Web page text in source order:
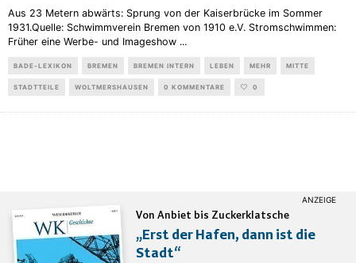
Aus 23 Metern abwärts: Sprung von der Kaiserbrücke im Sommer
1931.Quelle: Schwimmverein Bremen von 1910 e.V. Stromschwimmen:
Früher eine Werbe- und Imageshow ...
BADE-LEXIKON BREMEN BREMEN INTERN LEBEN MEHR MITTE
STADTTEILE WOLTMERSHAUSEN 0 KOMMENTARE 0
Von Anbiet bis Zuckerklatsche
„Erst der Hafen, dann ist die
Stadt“